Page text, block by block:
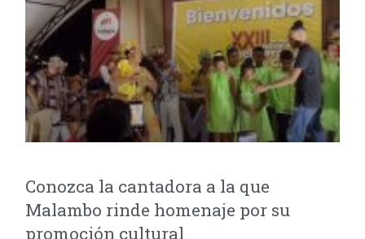
Conozca la cantadora a la que
Malambo rinde homenaje por su
promoción cultural